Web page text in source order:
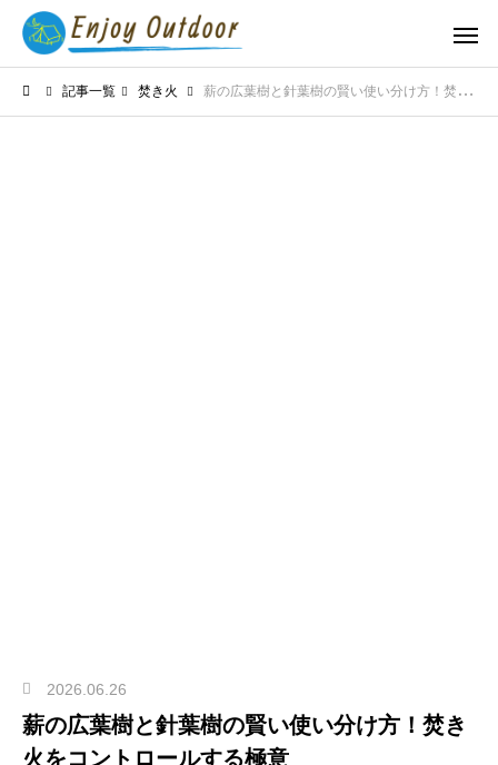
記事一覧 焚き火 薪の広葉樹と針葉樹の賢い使い分け方！焚き火をコントロールする極意
2026.06.26
薪の広葉樹と針葉樹の賢い使い分け方！焚き
火をコントロールする極意